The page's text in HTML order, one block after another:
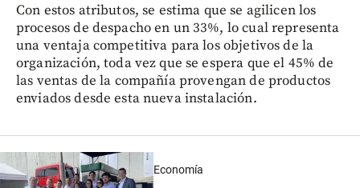
Con estos atributos, se estima que se agilicen los
procesos de despacho en un 33%, lo cual representa
una ventaja competitiva para los objetivos de la
organización, toda vez que se espera que el 45% de
las ventas de la compañía provengan de productos
enviados desde esta nueva instalación.
Economía